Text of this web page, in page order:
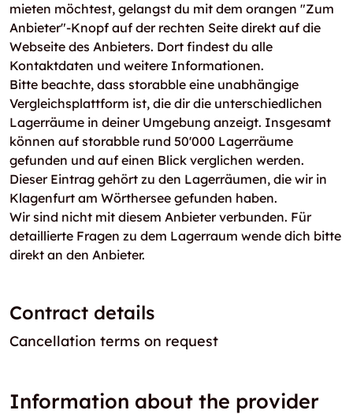
mieten möchtest, gelangst du mit dem orangen "Zum
Anbieter"-Knopf auf der rechten Seite direkt auf die
Webseite des Anbieters. Dort findest du alle
Kontaktdaten und weitere Informationen.
Bitte beachte, dass storabble eine unabhängige
Vergleichsplattform ist, die dir die unterschiedlichen
Lagerräume in deiner Umgebung anzeigt. Insgesamt
können auf storabble rund 50'000 Lagerräume
gefunden und auf einen Blick verglichen werden.
Dieser Eintrag gehört zu den Lagerräumen, die wir in
Klagenfurt am Wörthersee gefunden haben.
Wir sind nicht mit diesem Anbieter verbunden. Für
detaillierte Fragen zu dem Lagerraum wende dich bitte
direkt an den Anbieter.
Contract details
Cancellation terms on request
Information about the provider